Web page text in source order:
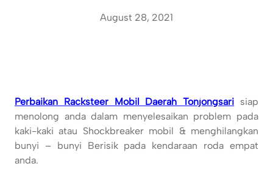
August 28, 2021
Perbaikan Racksteer Mobil Daerah Tonjongsari siap
menolong anda dalam menyelesaikan problem pada
kaki-kaki atau Shockbreaker mobil & menghilangkan
bunyi – bunyi Berisik pada kendaraan roda empat
anda.